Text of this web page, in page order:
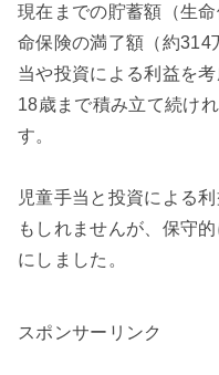
現在までの貯蓄額（生
命保険の満了額（約314
当や投資による利益を
18歳まで積み立て続け
す。
児童手当と投資による
もしれませんが、保守
にしました。
スポンサーリンク